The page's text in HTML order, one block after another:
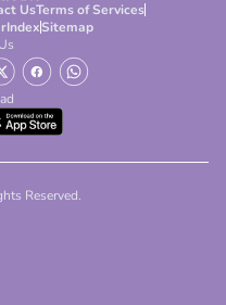
UsTerms of Services
IndexSitemap
Reserved.